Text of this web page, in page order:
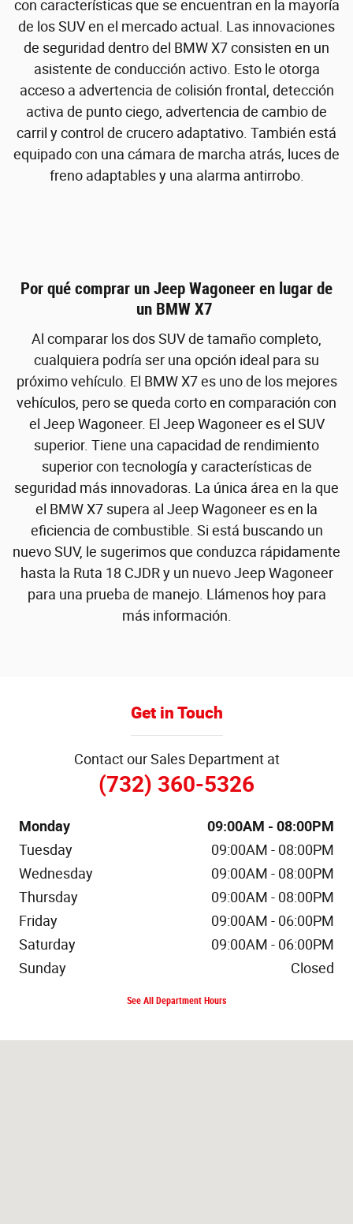
con características que se encuentran en la mayoría
de los SUV en el mercado actual. Las innovaciones
de seguridad dentro del BMW X7 consisten en un
asistente de conducción activo. Esto le otorga
acceso a advertencia de colisión frontal, detección
activa de punto ciego, advertencia de cambio de
carril y control de crucero adaptativo. También está
equipado con una cámara de marcha atrás, luces de
freno adaptables y una alarma antirrobo.
Por qué comprar un Jeep Wagoneer en lugar de
un BMW X7
Al comparar los dos SUV de tamaño completo,
cualquiera podría ser una opción ideal para su
próximo vehículo. El BMW X7 es uno de los mejores
vehículos, pero se queda corto en comparación con
el Jeep Wagoneer. El Jeep Wagoneer es el SUV
superior. Tiene una capacidad de rendimiento
superior con tecnología y características de
seguridad más innovadoras. La única área en la que
el BMW X7 supera al Jeep Wagoneer es en la
eficiencia de combustible. Si está buscando un
nuevo SUV, le sugerimos que conduzca rápidamente
hasta la Ruta 18 CJDR y un nuevo Jeep Wagoneer
para una prueba de manejo. Llámenos hoy para
más información.
Get in Touch
Contact our Sales Department at
(732) 360-5326
Monday
09:00AM - 08:00PM
Tuesday
09:00AM - 08:00PM
Wednesday
09:00AM - 08:00PM
Thursday
09:00AM - 08:00PM
Friday
09:00AM - 06:00PM
Saturday
09:00AM - 06:00PM
Sunday
Closed
See All Department Hours